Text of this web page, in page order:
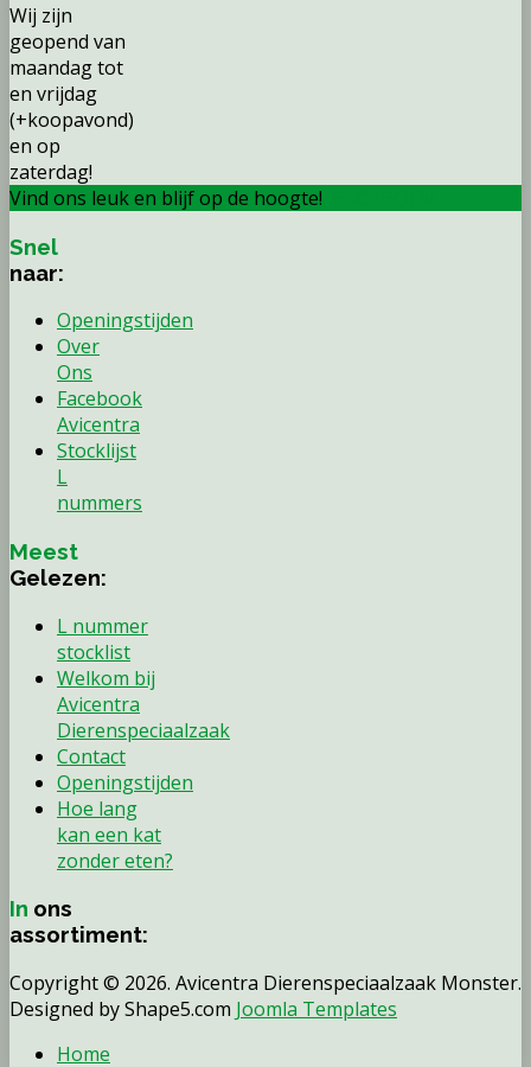
Wij zijn
geopend van
maandag tot
en vrijdag
(+koopavond)
en op
zaterdag!
Vind ons leuk en blijf op de hoogte!
Snel
naar:
Openingstijden
Over
Ons
Facebook
Avicentra
Stocklijst
L
nummers
Meest
Gelezen:
L nummer
stocklist
Welkom bij
Avicentra
Dierenspeciaalzaak
Contact
Openingstijden
Hoe lang
kan een kat
zonder eten?
In ons
assortiment:
Copyright © 2026. Avicentra Dierenspeciaalzaak Monster.
Designed by Shape5.com Joomla Templates
Home